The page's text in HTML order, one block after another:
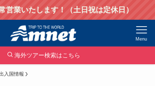
営業いたします！（土日祝は定休日）
Menu
海外ツアー検索はこちら
入国情報